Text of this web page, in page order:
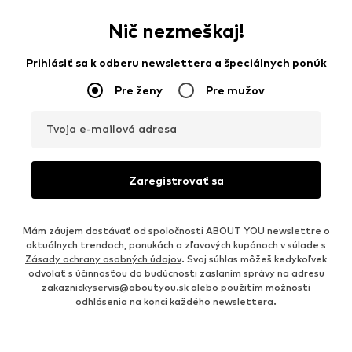
Nič nezmeškaj!
Prihlásiť sa k odberu newslettera a špeciálnych ponúk
Pre ženy Pre mužov
Tvoja e-mailová adresa
Zaregistrovať sa
Mám záujem dostávať od spoločnosti ABOUT YOU newslettre o
aktuálnych trendoch, ponukách a zľavových kupónoch v súlade s
Zásady ochrany osobných údajov. Svoj súhlas môžeš kedykoľvek
odvolať s účinnosťou do budúcnosti zaslaním správy na adresu
zakaznickyservis@aboutyou.sk alebo použitím možnosti
odhlásenia na konci každého newslettera.